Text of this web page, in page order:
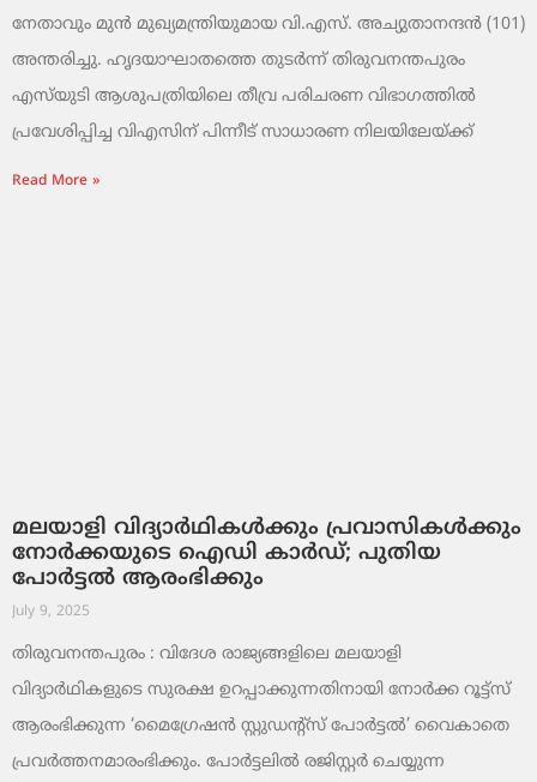
നേതാവും മുന്‍ മുഖ്യമന്ത്രിയുമായ വി.എസ്. അച്യുതാനന്ദന്‍ (101)
അന്തരിച്ചു. ഹൃദയാഘാതത്തെ തുടർന്ന് തിരുവനന്തപുരം
എസ്‌യുടി ആശുപത്രിയിലെ തീവ്ര പരിചരണ വിഭാഗത്തിൽ
പ്രവേശിപ്പിച്ച വിഎസിന് പിന്നീട് സാധാരണ നിലയിലേയ്ക്ക്
Read More »
മലയാളി വിദ്യാർഥികൾക്കും പ്രവാസികൾക്കും
നോര്‍ക്കയുടെ ഐഡി കാർഡ്; പുതിയ
പോർട്ടൽ ആരംഭിക്കും
July 9, 2025
തിരുവനന്തപുരം : വിദേശ രാജ്യങ്ങളിലെ മലയാളി
വിദ്യാർഥികളുടെ സുരക്ഷ ഉറപ്പാക്കുന്നതിനായി നോർക്ക റൂട്ട്‌സ്
ആരംഭിക്കുന്ന ‘മൈഗ്രേഷൻ സ്റ്റുഡന്റ്സ് പോർട്ടൽ’ വൈകാതെ
പ്രവർത്തനമാരംഭിക്കും. പോർട്ടലിൽ രജിസ്റ്റർ ചെയ്യുന്ന